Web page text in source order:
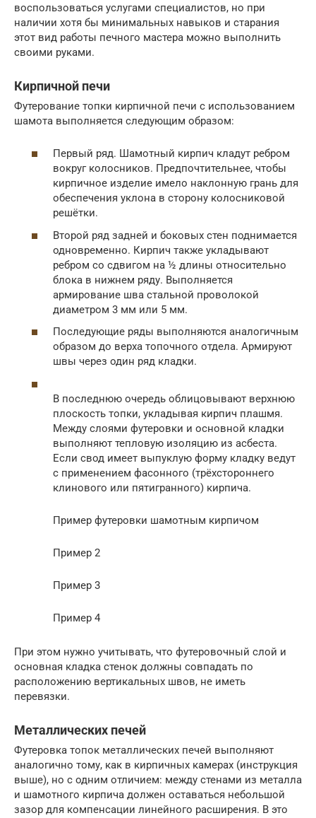
воспользоваться услугами специалистов, но при
наличии хотя бы минимальных навыков и старания
этот вид работы печного мастера можно выполнить
своими руками.
Кирпичной печи
Футерование топки кирпичной печи с использованием
шамота выполняется следующим образом:
Первый ряд. Шамотный кирпич кладут ребром
вокруг колосников. Предпочтительнее, чтобы
кирпичное изделие имело наклонную грань для
обеспечения уклона в сторону колосниковой
решётки.
Второй ряд задней и боковых стен поднимается
одновременно. Кирпич также укладывают
ребром со сдвигом на ½ длины относительно
блока в нижнем ряду. Выполняется
армирование шва стальной проволокой
диаметром 3 мм или 5 мм.
Последующие ряды выполняются аналогичным
образом до верха топочного отдела. Армируют
швы через один ряд кладки.
В последнюю очередь облицовывают верхнюю
плоскость топки, укладывая кирпич плашмя.
Между слоями футеровки и основной кладки
выполняют тепловую изоляцию из асбеста.
Если свод имеет выпуклую форму кладку ведут
с применением фасонного (трёхстороннего
клинового или пятигранного) кирпича.
Пример футеровки шамотным кирпичом
Пример 2
Пример 3
Пример 4
При этом нужно учитывать, что футеровочный слой и
основная кладка стенок должны совпадать по
расположению вертикальных швов, не иметь
перевязки.
Металлических печей
Футеровка топок металлических печей выполняют
аналогично тому, как в кирпичных камерах (инструкция
выше), но с одним отличием: между стенами из металла
и шамотного кирпича должен оставаться небольшой
зазор для компенсации линейного расширения. В это